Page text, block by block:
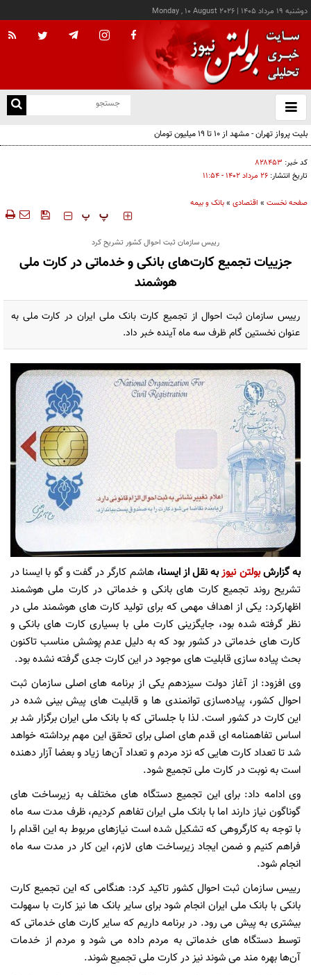
دوشنبه ۱۹ مرداد ۱۴۰۵ |
Monday , 10 August 2026
باز
و
بلیت پرواز تهران - مشهد از ۱۰ تا ۱۹ میلیون تومان
کد خبر: ۸۲۸۴۵۳
تاریخ انتشار: ۲۶ مرداد ۱۴۰۲ - ۱۱:۵۴
صفحه نخست » اقتصادی »بانک و بیمه
‍‍‍ پ پ
رییس سازمان ثبت احوال کشور تشریح کرد
جزییات تجمیع کارت‌های بانکی و خدماتی در کارت ملی
هوشمند
رییس سازمان ثبت احوال از تجمیع کارت بانک ملی ایران در کارت ملی به
عنوان نخستین گام ظرف سه ماه آینده خبر داد.
به گزارشبولتن نیوزبه نقل از ایسنا،هاشم کارگر در گفت و گو با ایسنا در
تشریح روند تجمیع کارت های بانکی و خدماتی در کارت ملی هوشمند
اظهارکرد: یکی از اهداف مهمی که برای تولید کارت های هوشمند ملی در
نظر گرفته شده بود، جایگزینی کارت ملی با بسیاری کارت های بانکی و
کارت های خدماتی در کشور بود که به دلیل عدم پوشش مناسب تاکنون
بحث پیاده سازی قابلیت های موجود در این کارت جدی گرفته نشده بود.
وی افزود: از آغاز دولت سیزدهم یکی از برنامه های اصلی سازمان ثبت
احوال کشور، پیاده‌سازی توانمندی ها و قابلیت های پیش بینی شده در
این کارت در کشور است. لذا با جلساتی که با بانک ملی ایران برگزار شد بر
اساس تفاهمنامه ای قدم های اصلی برای تحقق این مهم برداشته خواهد
شد تا تعداد کارت هایی که نزد مردم و تعداد آن‌ها زیاد و بعضا آزار دهنده
است به نوبت در کارت ملی تجمیع شود.
وی ادامه داد: برای این تجمیع دستگاه های مختلف به زیرساخت های
گوناگون نیاز دارند اما با بانک ملی ایران تفاهم کردیم، ظرف مدت سه ماه
با توجه به کارگروهی که تشکیل شده است نیازهای مربوط به این اقدام را
فراهم کنیم و ضمن ایجاد زیرساخت های لازم، این کار در مدت سه ماه
انجام شود.
رییس سازمان ثبت احوال کشور تاکید کرد: هنگامی که این تجمیع کارت
بانکی با بانک ملی ایران انجام شود برای سایر بانک ها نیز کارت با سهولت
بیشتری به پیش می رود. در برنامه داریم که سایر کارت های خدماتی که
توسط دستگاه های خدماتی به مردم داده می شود و مردم از خدمات
آن‌ها بهره مند می شوند نیز در کارت ملی تجمیع شوند.